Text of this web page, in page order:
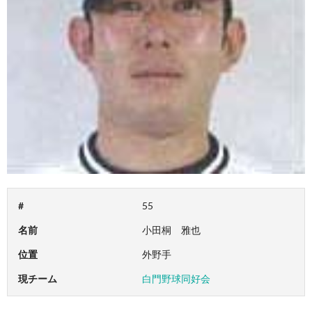
# 55
名前 小田桐 雅也
位置 外野手
現チーム 白門野球同好会